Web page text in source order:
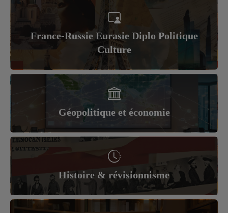
France-Russie Eurasie Diplo Politique
Culture
Géopolitique et économie
Histoire & révisionnisme